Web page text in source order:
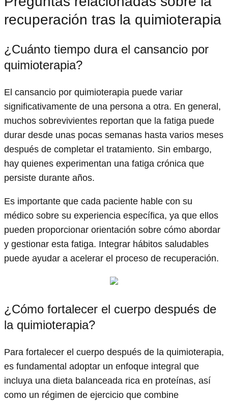
recuperación tras la quimioterapia
¿Cuánto tiempo dura el cansancio por
quimioterapia?
El cansancio por quimioterapia puede variar
significativamente de una persona a otra. En general,
muchos sobrevivientes reportan que la fatiga puede
durar desde unas pocas semanas hasta varios meses
después de completar el tratamiento. Sin embargo,
hay quienes experimentan una fatiga crónica que
persiste durante años.
Es importante que cada paciente hable con su
médico sobre su experiencia específica, ya que ellos
pueden proporcionar orientación sobre cómo abordar
y gestionar esta fatiga. Integrar hábitos saludables
puede ayudar a acelerar el proceso de recuperación.
¿Cómo fortalecer el cuerpo después de
la quimioterapia?
Para fortalecer el cuerpo después de la quimioterapia,
es fundamental adoptar un enfoque integral que
incluya una dieta balanceada rica en proteínas, así
como un régimen de ejercicio que combine